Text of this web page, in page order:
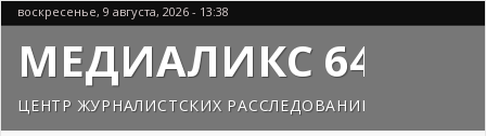
Перейти
к
основному
содержанию
воскресенье, 9 августа, 2026 - 13:38
МЕДИАЛИКС 64
ЦЕНТР ЖУРНАЛИСТСКИХ РАССЛЕДОВАНИЙ